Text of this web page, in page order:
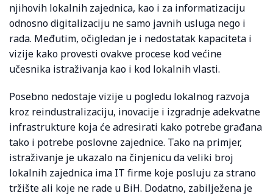
njihovih lokalnih zajednica, kao i za informatizaciju
odnosno digitalizaciju ne samo javnih usluga nego i
rada. Međutim, očigledan je i nedostatak kapaciteta i
vizije kako provesti ovakve procese kod većine
učesnika istraživanja kao i kod lokalnih vlasti.
Posebno nedostaje vizije u pogledu lokalnog razvoja
kroz reindustralizaciju, inovacije i izgradnje adekvatne
infrastrukture koja će adresirati kako potrebe građana
tako i potrebe poslovne zajednice. Tako na primjer,
istraživanje je ukazalo na činjenicu da veliki broj
lokalnih zajednica ima IT firme koje posluju za strano
tržište ali koje ne rade u BiH. Dodatno, zabilježena je